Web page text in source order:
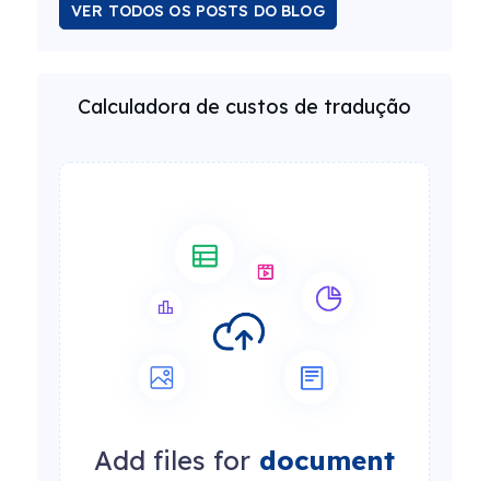
VER TODOS OS POSTS DO BLOG
Calculadora de custos de tradução
Add files for document